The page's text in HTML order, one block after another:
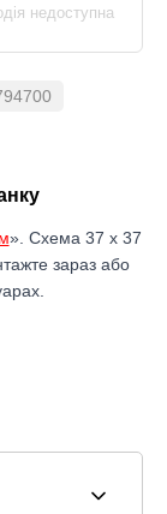
недоступна
». Схема 37 x 37
зараз або